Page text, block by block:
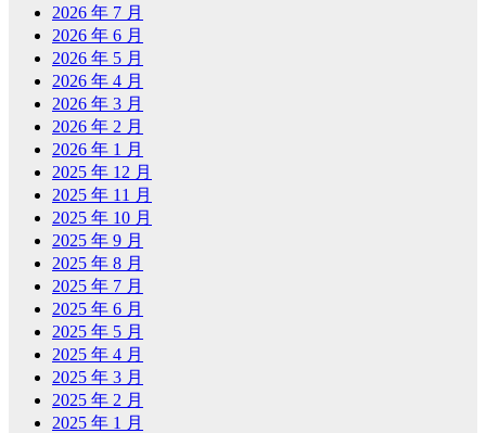
2026 年 7 月
2026 年 6 月
2026 年 5 月
2026 年 4 月
2026 年 3 月
2026 年 2 月
2026 年 1 月
2025 年 12 月
2025 年 11 月
2025 年 10 月
2025 年 9 月
2025 年 8 月
2025 年 7 月
2025 年 6 月
2025 年 5 月
2025 年 4 月
2025 年 3 月
2025 年 2 月
2025 年 1 月